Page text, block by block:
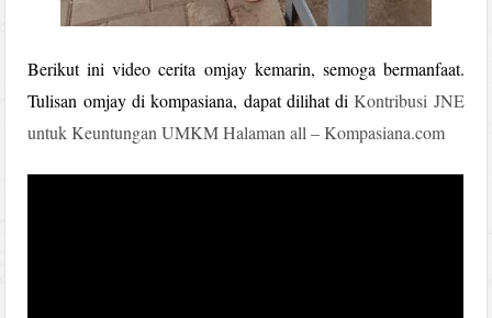
Berikut ini video cerita omjay kemarin, semoga bermanfaat.
Tulisan omjay di kompasiana, dapat dilihat diKontribusi JNE
untuk Keuntungan UMKM Halaman all – Kompasiana.com